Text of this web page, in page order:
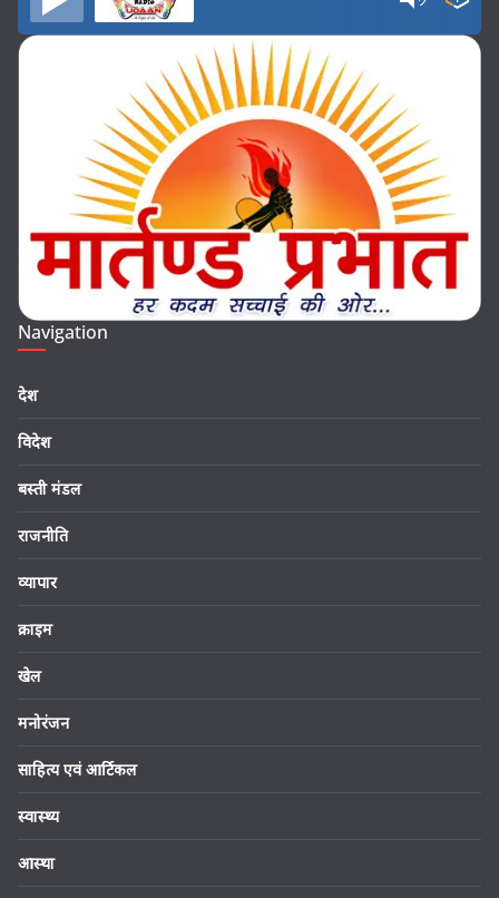
Navigation
देश
विदेश
बस्ती मंडल
राजनीति
व्यापार
क्राइम
खेल
मनोरंजन
साहित्य एवं आर्टिकल
स्वास्थ्य
आस्था